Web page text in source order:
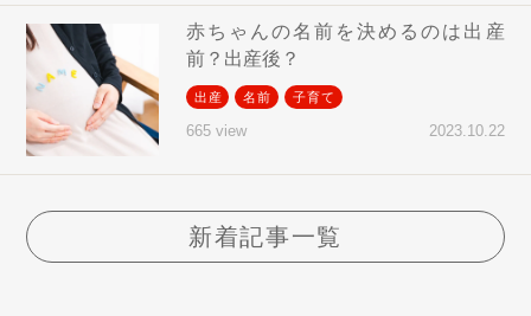
赤ちゃんの名前を決めるのは出産
前？出産後？
出産 名前 子育て
665 view 2023.10.22
新着記事一覧